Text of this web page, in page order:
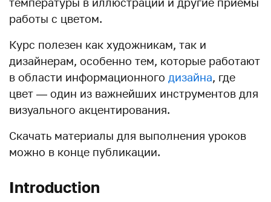
работы с цветом.
Курс полезен как художникам, так и
дизайнерам, особенно тем, которые работают
в области информационного дизайна, где
цвет — один из важнейших инструментов для
визуального акцентирования.
Скачать материалы для выполнения уроков
можно в конце публикации.
Introduction